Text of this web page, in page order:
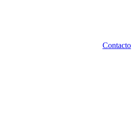
Contacto